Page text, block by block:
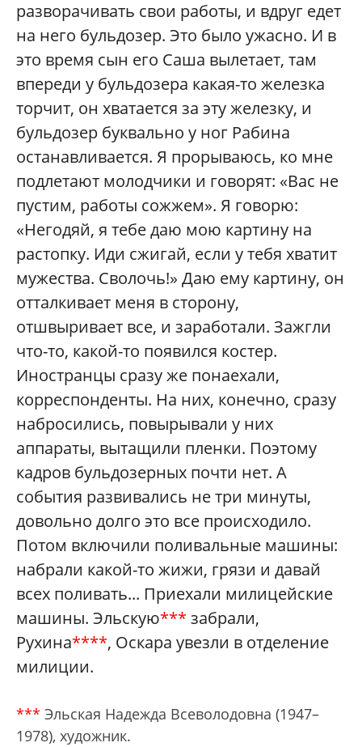
разворачивать свои работы, и вдруг едет
на него бульдозер. Это было ужасно. И в
это время сын его Саша вылетает, там
впереди у бульдозера какая-то железка
торчит, он хватается за эту железку, и
бульдозер буквально у ног Рабина
останавливается. Я прорываюсь, ко мне
подлетают молодчики и говорят: «Вас не
пустим, работы сожжем». Я говорю:
«Негодяй, я тебе даю мою картину на
растопку. Иди сжигай, если у тебя хватит
мужества. Сволочь!» Даю ему картину, он
отталкивает меня в сторону,
отшвыривает все, и заработали. Зажгли
что-то, какой-то появился костер.
Иностранцы сразу же понаехали,
корреспонденты. На них, конечно, сразу
набросились, повырывали у них
аппараты, вытащили пленки. Поэтому
кадров бульдозерных почти нет. А
события развивались не три минуты,
довольно долго это все происходило.
Потом включили поливальные машины:
набрали какой-то жижи, грязи и давай
всех поливать... Приехали милицейские
машины. Эльскую*** забрали,
Рухина****, Оскара увезли в отделение
милиции.
*** Эльская Надежда Всеволодовна (1947–
1978), художник.